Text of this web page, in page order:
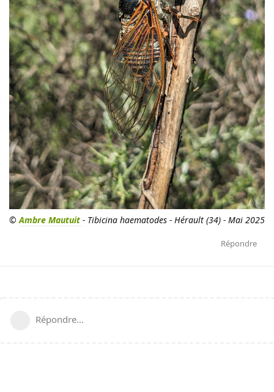
©Ambre Mautuit - Tibicina haematodes - Hérault (34) - Mai 2025
Répondre
Répondre…